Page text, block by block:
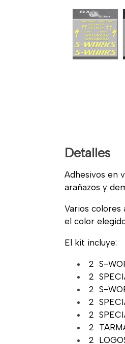
Detalles
Adhesivos en
arañazos y
Varios colores
el color
El kit incluye:
2 S-
2
2 S-
2
2
2
2